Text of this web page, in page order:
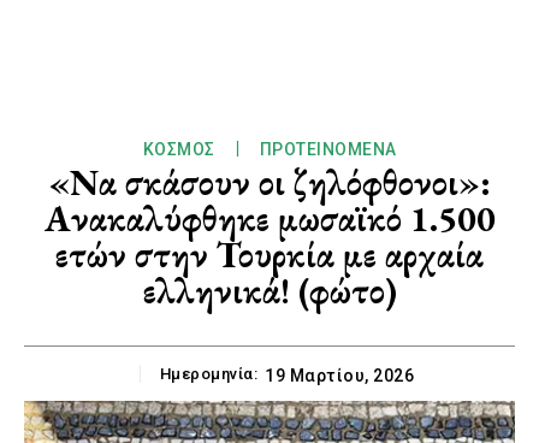
ΚΌΣΜΟΣ ΠΡΟΤΕΙΝΌΜΕΝΑ
«Να σκάσουν οι ζηλόφθονοι»:
Ανακαλύφθηκε μωσαϊκό 1.500
ετών στην Τουρκία με αρχαία
ελληνικά! (φώτο)
Ημερομηνία: 19 Μαρτίου, 2026